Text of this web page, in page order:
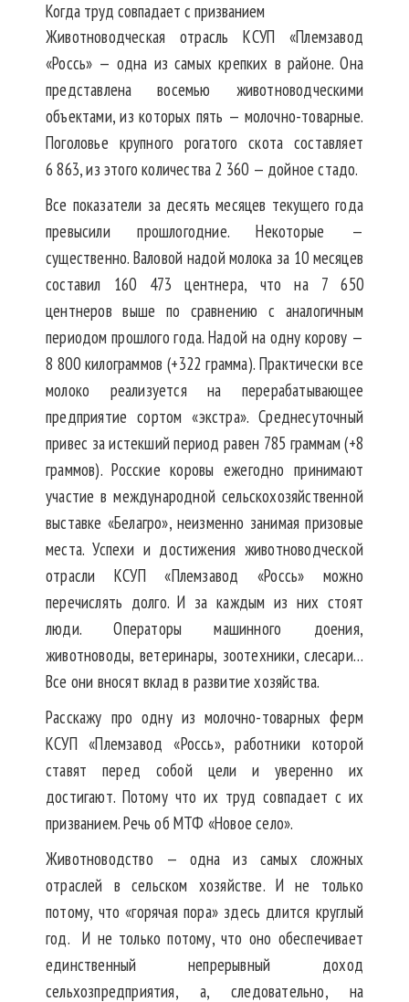
Когда труд совпадает с призванием
Животноводческая отрасль КСУП «Племзавод
«Россь» — одна из самых крепких в районе. Она
представлена восемью животноводческими
объектами, из которых пять — молочно-товарные.
Поголовье крупного рогатого скота составляет
6 863, из этого количества 2 360 — дойное стадо.
Все показатели за десять месяцев текущего года
превысили прошлогодние. Некоторые —
существенно. Валовой надой молока за 10 месяцев
составил 160 473 центнера, что на 7 650
центнеров выше по сравнению с аналогичным
периодом прошлого года. Надой на одну корову —
8 800 килограммов (+322 грамма). Практически все
молоко реализуется на перерабатывающее
предприятие сортом «экстра». Среднесуточный
привес за истекший период равен 785 граммам (+8
граммов). Росские коровы ежегодно принимают
участие в международной сельскохозяйственной
выставке «Белагро», неизменно занимая призовые
места. Успехи и достижения животноводческой
отрасли КСУП «Племзавод «Россь» можно
перечислять долго. И за каждым из них стоят
люди. Операторы машинного доения,
животноводы, ветеринары, зоотехники, слесари…
Все они вносят вклад в развитие хозяйства.
Расскажу про одну из молочно-товарных ферм
КСУП «Племзавод «Россь», работники которой
ставят перед собой цели и уверенно их
достигают. Потому что их труд совпадает с их
призванием. Речь об МТФ «Новое село».
Животноводство — одна из самых сложных
отраслей в сельском хозяйстве. И не только
потому, что «горячая пора» здесь длится круглый
год. И не только потому, что оно обеспечивает
единственный непрерывный доход
сельхозпредприятия, а, следовательно, на